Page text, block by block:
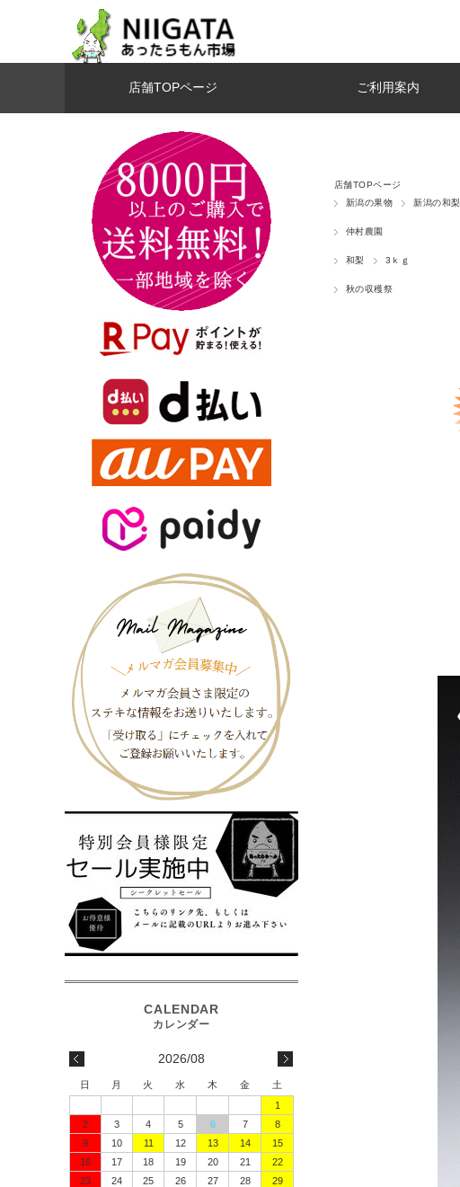
店舗TOPページ ご利用案内
店舗TOPページ
新潟の果物
新潟の和梨
仲村農園
和梨 3ｋｇ
秋の収穫祭
2026/08
日 月 火 水 木 金
土
1
2
3 4 5 6 7
8
9
10 11 12 13 14
15
16
17 18 19 20 21
22
23
24 25 26 27 28
29